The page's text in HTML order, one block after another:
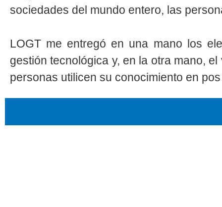
sociedades del mundo entero, las
LOGT me entregó en una mano los
gestión tecnológica y, en la otra mano,
personas utilicen su conocimiento en